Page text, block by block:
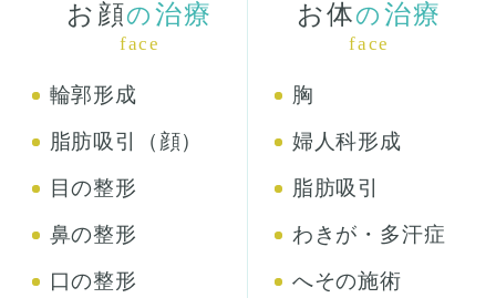
お顔の 治療
face
輪郭形成
脂肪吸引（顔）
目の整形
鼻の整形
口の整形
お体の 治療
face
胸
婦人科形成
脂肪吸引
わきが・多汗症
へその施術